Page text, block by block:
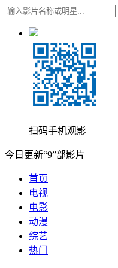
扫码手机观影
今日更新“9”部影片
首页
电视
电影
动漫
综艺
热门